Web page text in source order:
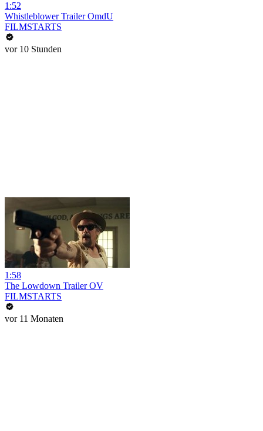
1:52
Whistleblower Trailer OmdU
FILMSTARTS
vor 10 Stunden
1:58
The Lowdown Trailer OV
FILMSTARTS
vor 11 Monaten